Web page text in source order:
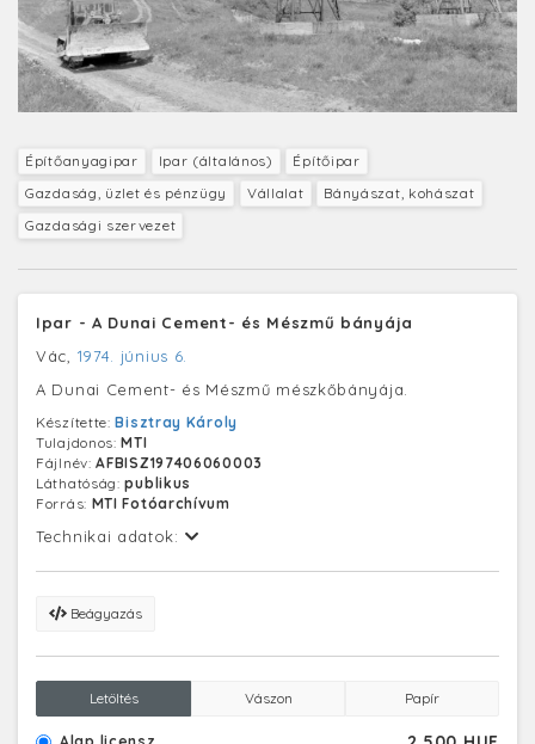
Építőanyagipar Ipar (általános)
Építőipar
Gazdaság, üzlet és pénzügy
Vállalat
Bányászat, kohászat
Gazdasági szervezet
Ipar - A Dunai Cement- és Mészmű bányája
Vác, 1974. június 6.
A Dunai Cement- és Mészmű mészkőbányája.
Készítette:Bisztray Károly
Tulajdonos:MTI
Fájlnév:AFBISZ197406060003
Láthatóság:publikus
Forrás: MTI Fotóarchívum
Technikai adatok:
Beágyazás
Letöltés Vászon Papír